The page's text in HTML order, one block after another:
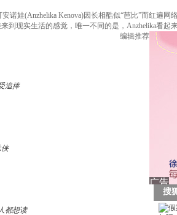
诺娃(Anzhelika Kenova)因长相酷似“芭比”而红遍
到现实生活的感觉，唯一不同的是，Anzhelika看起
编辑推荐
追捧
都想读